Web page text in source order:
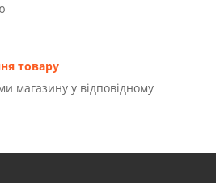
товару
магазину у відповідному